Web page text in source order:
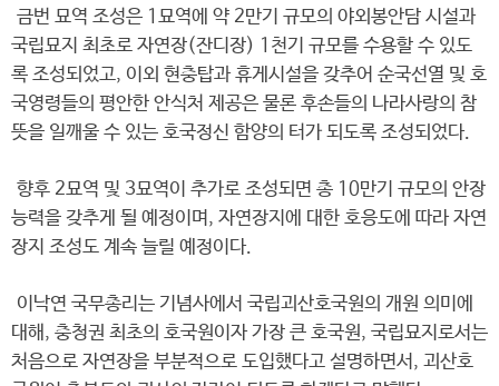
금번 묘역 조성은 1묘역에 약 2만기 규모의 야외봉안담 시설과
국립묘지 최초로 자연장(잔디장) 1천기 규모를 수용할 수 있도
록 조성되었고, 이외 현충탑과 휴게시설을 갖추어 순국선열 및 호
국영령들의 평안한 안식처 제공은 물론 후손들의 나라사랑의 참
뜻을 일깨울 수 있는 호국정신 함양의 터가 되도록 조성되었다.
향후 2묘역 및 3묘역이 추가로 조성되면 총 10만기 규모의 안장
능력을 갖추게 될 예정이며, 자연장지에 대한 호응도에 따라 자연
장지 조성도 계속 늘릴 예정이다.
이낙연 국무총리는 기념사에서 국립괴산호국원의 개원 의미에
대해, 충청권 최초의 호국원이자 가장 큰 호국원, 국립묘지로서는
처음으로 자연장을 부분적으로 도입했다고 설명하면서, 괴산호